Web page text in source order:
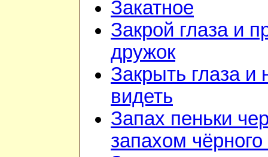
Закатное
Закрой глаза и
дружок
Закрыть глаза и
видеть
Запах пеньки
запахом